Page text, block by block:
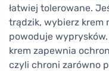
łatwiej tolerowane.
trądzik, wybierz krem
powoduje
krem zapewnia
czyli chroni zarówno